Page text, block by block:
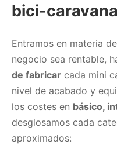
bici-
Entramos en materia
negocio sea rentable,
de fabricar cada mini
nivel de acabado y
los costes en básico,
desglosamos cada
aproximados: